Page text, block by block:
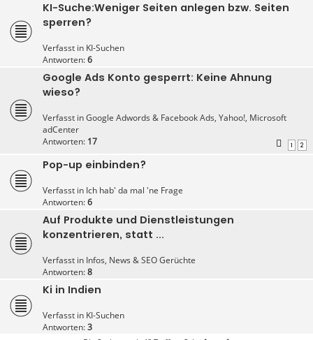
KI-Suche:Weniger Seiten anlegen bzw. Seiten
sperren?
Verfasst in KI-Suchen
Antworten:6
Google Ads Konto gesperrt: Keine Ahnung
wieso?
Verfasst inGoogle Adwords & Facebook Ads, Yahoo!, Microsoft
adCenter
Antworten: 17 1 2
Pop-up einbinden?
Verfasst in Ich hab' da mal 'ne Frage
Antworten:6
Auf Produkte und Dienstleistungen
konzentrieren, statt ...
Verfasst in Infos, News & SEO Gerüchte
Antworten:8
Ki in Indien
Verfasst in KI-Suchen
Antworten:3